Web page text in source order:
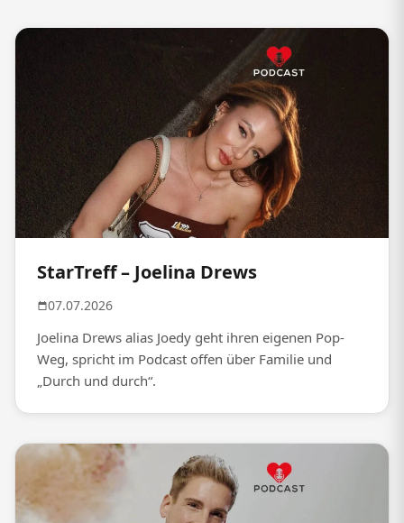
StarTreff – Joelina Drews
07.07.2026
Joelina Drews alias Joedy geht ihren eigenen Pop-
Weg, spricht im Podcast offen über Familie und
„Durch und durch“.